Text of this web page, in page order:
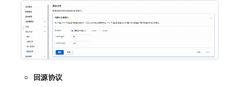
回源协议